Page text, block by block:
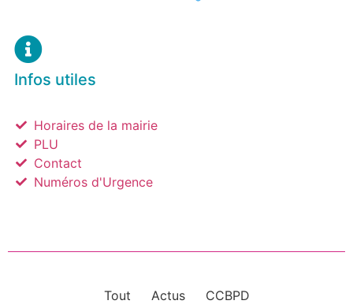
Infos utiles
Horaires de la mairie
PLU
Contact
Numéros d'Urgence
Tout Actus CCBPD